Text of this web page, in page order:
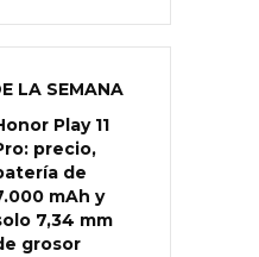
LA SEMANA
Play 11
precio,
de
mAh y
7,34 mm
grosor